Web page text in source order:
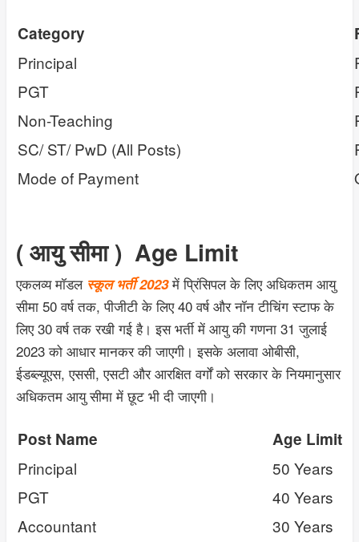
Category
Principal
PGT
Non-Teaching
SC/ ST/ PwD (All Posts)
Mode of Payment
( आयु सीमा ) Age Limit
एकलव्य मॉडल स्कूल भर्ती 2023में प्रिंसिपल के लिए अधिकतम आयु
सीमा 50 वर्ष तक, पीजीटी के लिए 40 वर्ष और नॉन टीचिंग स्टाफ के
लिए 30 वर्ष तक रखी गई है। इस भर्ती में आयु की गणना 31 जुलाई
2023 को आधार मानकर की जाएगी। इसके अलावा ओबीसी,
ईडब्ल्यूएस, एससी, एसटी और आरक्षित वर्गों को सरकार के नियमानुसार
अधिकतम आयु सीमा में छूट भी दी जाएगी।
Post Name
Age Limit
Principal
50 Years
PGT
40 Years
Accountant
30 Years